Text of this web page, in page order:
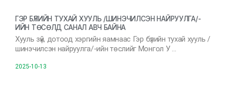
ГЭР БҮЛИЙН ТУХАЙ ХУУЛЬ /ШИНЭЧИЛСЭН НАЙРУУЛГА/-
ИЙН ТӨСӨЛД САНАЛ АВЧ БАЙНА
Хууль зүй, дотоод хэргийн яамнаас Гэр бүлийн тухай хууль /
шинэчилсэн найруулга/-ийн төслийг Монгол У …
2025-10-13